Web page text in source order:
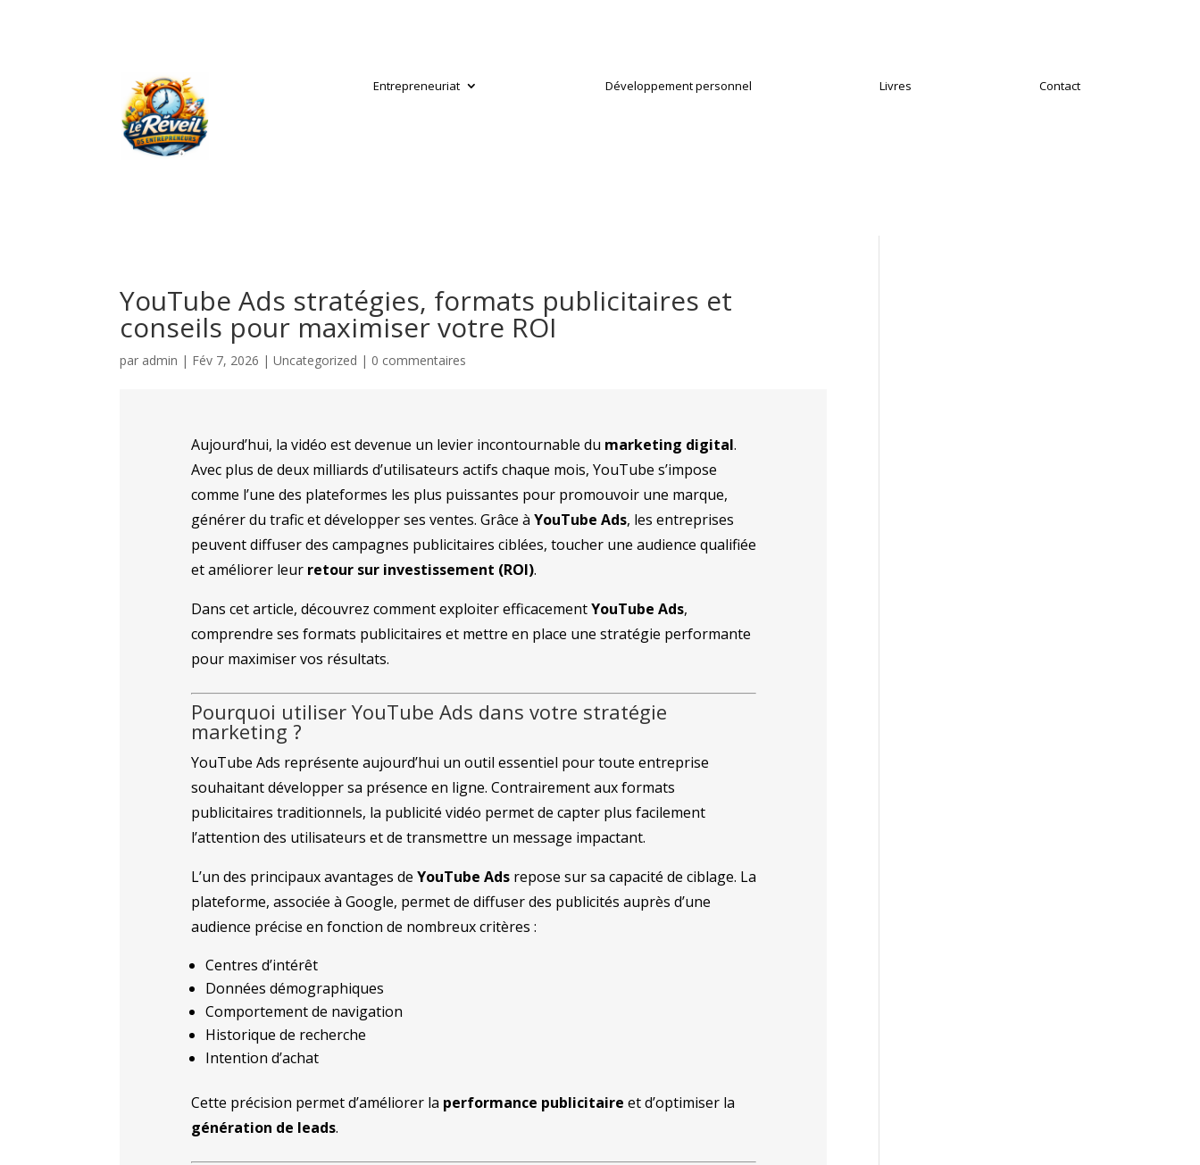
Entrepreneuriat Développement personnel Livres Contact
YouTube Ads stratégies, formats publicitaires et
conseils pour maximiser votre ROI
par admin | Fév 7, 2026 |Uncategorized | 0 commentaires
Aujourd’hui, la vidéo est devenue un levier incontournable du marketing digital.
Avec plus de deux milliards d’utilisateurs actifs chaque mois, YouTube s’impose
comme l’une des plateformes les plus puissantes pour promouvoir une marque,
générer du trafic et développer ses ventes. Grâce à YouTube Ads, les entreprises
peuvent diffuser des campagnes publicitaires ciblées, toucher une audience qualifiée
et améliorer leur retour sur investissement (ROI).
Dans cet article, découvrez comment exploiter efficacementYouTube Ads,
comprendre ses formats publicitaires et mettre en place une stratégie performante
pour maximiser vos résultats.
Pourquoi utiliser YouTube Ads dans votre stratégie
marketing ?
YouTube Ads représente aujourd’hui un outil essentiel pour toute entreprise
souhaitant développer sa présence en ligne. Contrairement aux formats
publicitaires traditionnels, la publicité vidéo permet de capter plus facilement
l’attention des utilisateurs et de transmettre un message impactant.
L’un des principaux avantages de YouTube Adsrepose sur sa capacité de ciblage. La
plateforme, associée à Google, permet de diffuser des publicités auprès d’une
audience précise en fonction de nombreux critères :
Centres d’intérêt
Données démographiques
Comportement de navigation
Historique de recherche
Intention d’achat
Cette précision permet d’améliorer la performance publicitaire et d’optimiser la
génération de leads.